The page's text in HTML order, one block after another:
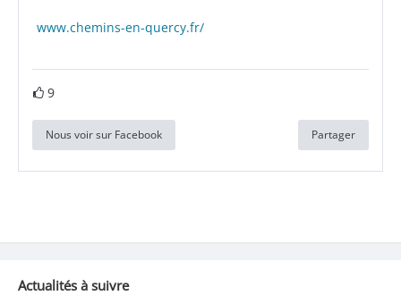
www.chemins-en-quercy.fr/
9
Nous voir sur Facebook Partager
Actualités à suivre